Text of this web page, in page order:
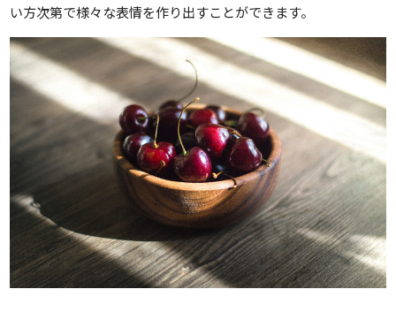
い方次第で様々な表情を作り出すことができます。